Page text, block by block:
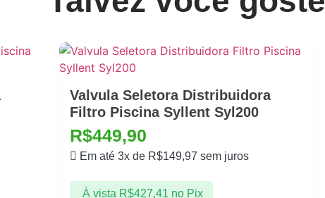
Valvula Seletora Distribuidora
Filtro Piscina Syllent Syl200
R$449,90
Em até 3x de R$149,97 sem juros
À vista R$427,41 no Pix